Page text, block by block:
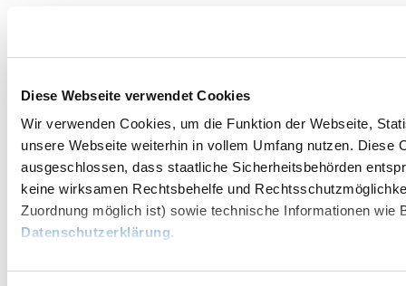
Diese Webseite verwendet Cookies
Wir verwenden Cookies, um die Funktion der Webseite,
unsere Webseite weiterhin in vollem Umfang nutzen.
ausgeschlossen, dass staatliche Sicherheitsbehörden
keine wirksamen Rechtsbehelfe und
Zuordnung möglich ist) sowie technische Informationen wie
Datenschutzerklärung.